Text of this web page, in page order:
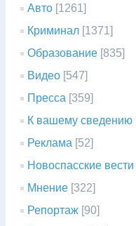
Авто [1261]
Криминал [1371]
Образование [835]
Видео [547]
Пресса [359]
К вашему сведению
Реклама [52]
Новоспасские вести
Мнение [322]
Репортаж [90]